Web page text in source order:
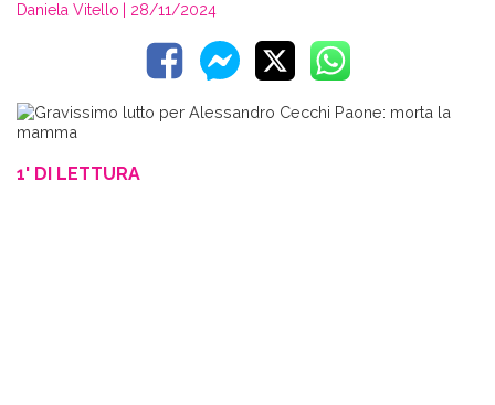
Daniela Vitello | 28/11/2024
1' DI LETTURA